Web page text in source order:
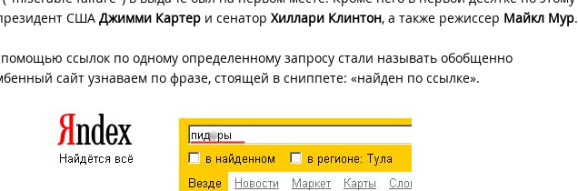
США Джимми Картер и сенатор Хиллари Клинтон, а также режиссер Майкл Мур.
ссылок по одному определенному запросу стали называть обобщенно
сайт узнаваем по фразе, стоящей в сниппете: «найден по ссылке».